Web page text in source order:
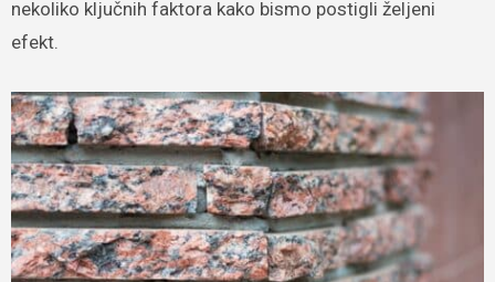
nekoliko ključnih faktora kako bismo postigli željeni
efekt.